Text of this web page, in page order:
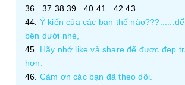
Ý kiến của các bạn thế
bên dưới nhé,
Hãy nhớ like và share để được đẹp
hơn.
Cảm ơn các bạn đã theo dõi.